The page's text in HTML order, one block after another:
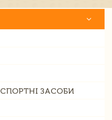
ЗАСОБИ